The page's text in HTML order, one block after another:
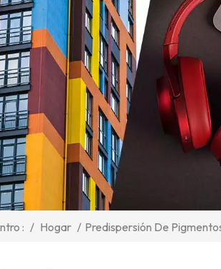
: / Hogar / Predispersión De